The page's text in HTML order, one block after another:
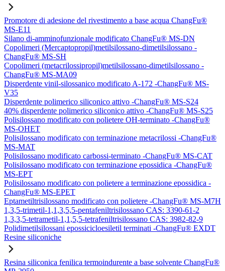
Promotore di adesione del rivestimento a base acqua ChangFu®
MS-E11
Silano di-amminofunzionale modificato ChangFu® MS-DN
Copolimeri (Mercaptopropil)metilsilossano-dimetilsilossano -
ChangFu® MS-SH
Copolimeri (metacrilossipropil)metilsilossano-dimetilsilossano -
ChangFu® MS-MA09
Disperdente vinil-silossanico modificato A-172 -ChangFu® MS-
V35
Disperdente polimerico siliconico attivo -ChangFu® MS-S24
40% disperdente polimerico siliconico attivo -ChangFu® MS-S25
Polisilossano modificato con polietere OH-terminato -ChangFu®
MS-OHET
Polisilossano modificato con terminazione metacrilossi -ChangFu®
MS-MAT
Polisilossano modificato carbossi-terminato -ChangFu® MS-CAT
Polisilossano modificato con terminazione epossidica -ChangFu®
MS-EPT
Polisilossano modificato con polietere a terminazione epossidica -
ChangFu® MS-EPET
Eptametiltrisilossano modificato con polietere -ChangFu® MS-M7H
1,3,5-trimetil-1,1,3,5,5-pentafeniltrisilossano CAS: 3390-61-2
1,3,3,5-tetrametil-1,1,5,5-tetrafeniltrisilossano CAS: 3982-82-9
Polidimetilsilossani epossicicloesiletil terminati -ChangFu® EXDT
Resine siliconiche
Resina siliconica fenilica termoindurente a base solvente ChangFu®